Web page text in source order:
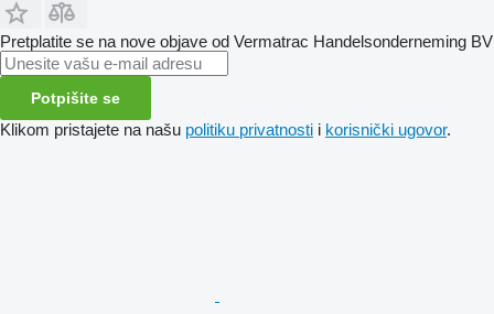
Pretplatite se na nove objave od Vermatrac Handelsonderneming BV
Potpišite se
Klikom pristajete na našu politiku privatnosti i korisnički ugovor.